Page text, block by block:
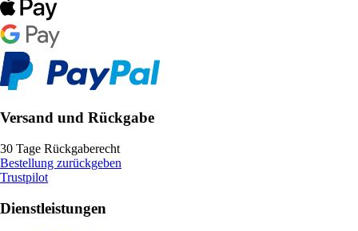
Versand und Rückgabe
30 Tage Rückgaberecht
Bestellung zurückgeben
Trustpilot
Dienstleistungen